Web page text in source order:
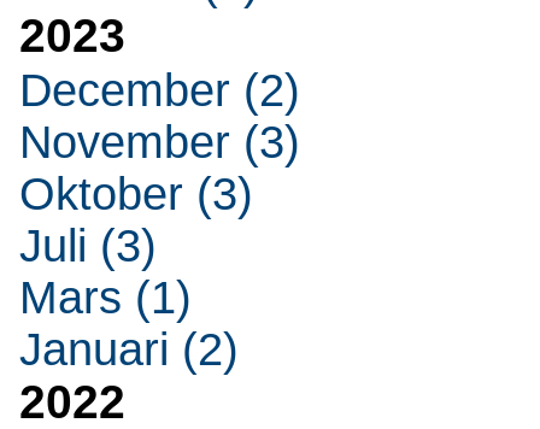
2023
December (2)
November (3)
Oktober (3)
Juli (3)
Mars (1)
Januari (2)
2022